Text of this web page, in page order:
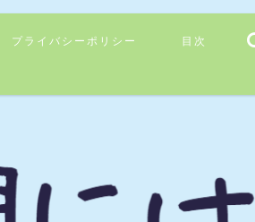
プライバシーポリシー 目次